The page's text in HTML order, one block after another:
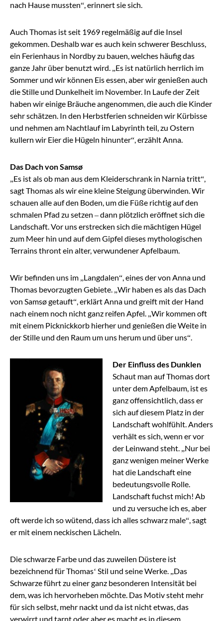
nach Hause mussten“, erinnert sie sich.
Auch Thomas ist seit 1969 regelmäßig auf die Insel
gekommen. Deshalb war es auch kein schwerer Beschluss,
ein Ferienhaus in Nordby zu bauen, welches häufig das
ganze Jahr über benutzt wird. „Es ist natürlich herrlich im
Sommer und wir können Eis essen, aber wir genießen auch
die Stille und Dunkelheit im November. In Laufe der Zeit
haben wir einige Bräuche angenommen, die auch die Kinder
sehr schätzen. In den Herbstferien schneiden wir Kürbisse
und nehmen am Nachtlauf im Labyrinth teil, zu Ostern
kullern wir Eier die Hügeln hinunter“, erzählt Anna.
Das Dach von Samsø
„Es ist als ob man aus dem Kleiderschrank in Narnia tritt“,
sagt Thomas als wir eine kleine Steigung überwinden. Wir
schauen alle auf den Boden, um die Füße richtig auf den
schmalen Pfad zu setzen – dann plötzlich eröffnet sich die
Landschaft. Vor uns erstrecken sich die mächtigen Hügel
zum Meer hin und auf dem Gipfel dieses mythologischen
Terrains thront ein alter, verwundener Apfelbaum.
Wir befinden uns im „Langdalen“, eines der von Anna und
Thomas bevorzugten Gebiete. „Wir haben es als das Dach
von Samsø getauft“, erklärt Anna und greift mit der Hand
nach einem noch nicht ganz reifen Apfel. „Wir kommen oft
mit einem Picknickkorb hierher und genießen die Weite in
der Stille und den Raum um uns herum und über uns“.
Der Einfluss des Dunklen
Schaut man auf Thomas dort
unter dem Apfelbaum, ist es
ganz offensichtlich, dass er
sich auf diesem Platz in der
Landschaft wohlfühlt. Anders
verhält es sich, wenn er vor
der Leinwand steht. „Nur bei
ganz wenigen meiner Werke
hat die Landschaft eine
bedeutungsvolle Rolle.
Landschaft fuchst mich! Ab
und zu versuche ich es, aber
oft werde ich so wütend, dass ich alles schwarz male“, sagt
er mit einem neckischen Lächeln.
Die schwarze Farbe und das zuweilen Düstere ist
bezeichnend für Thomas‘ Stil und seine Werke. „Das
Schwarze führt zu einer ganz besonderen Intensität bei
dem, was ich hervorheben möchte. Das Motiv steht mehr
für sich selbst, mehr nackt und da ist nicht etwas, das
verwirrt und tarnt oder aber es macht es in diesem